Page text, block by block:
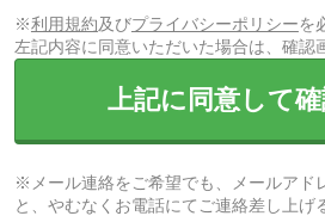
※利用規約及びプライバシーポリシーを
左記内容に同意いただいた場合は、確認
上記に同意して
※メール連絡をご希望でも、メールアド
と、やむなくお電話にてご連絡差し上げ